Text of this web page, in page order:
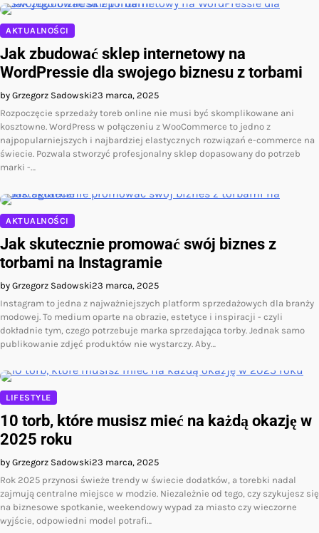
AKTUALNOŚCI
Jak zbudować sklep internetowy na
WordPressie dla swojego biznesu z torbami
by Grzegorz Sadowski23 marca, 2025
Rozpoczęcie sprzedaży toreb online nie musi być skomplikowane ani
kosztowne. WordPress w połączeniu z WooCommerce to jedno z
najpopularniejszych i najbardziej elastycznych rozwiązań e-commerce na
świecie. Pozwala stworzyć profesjonalny sklep dopasowany do potrzeb
marki -…
AKTUALNOŚCI
Jak skutecznie promować swój biznes z
torbami na Instagramie
by Grzegorz Sadowski23 marca, 2025
Instagram to jedna z najważniejszych platform sprzedażowych dla branży
modowej. To medium oparte na obrazie, estetyce i inspiracji - czyli
dokładnie tym, czego potrzebuje marka sprzedająca torby. Jednak samo
publikowanie zdjęć produktów nie wystarczy. Aby…
LIFESTYLE
10 torb, które musisz mieć na każdą okazję w
2025 roku
by Grzegorz Sadowski23 marca, 2025
Rok 2025 przynosi świeże trendy w świecie dodatków, a torebki nadal
zajmują centralne miejsce w modzie. Niezależnie od tego, czy szykujesz się
na biznesowe spotkanie, weekendowy wypad za miasto czy wieczorne
wyjście, odpowiedni model potrafi…